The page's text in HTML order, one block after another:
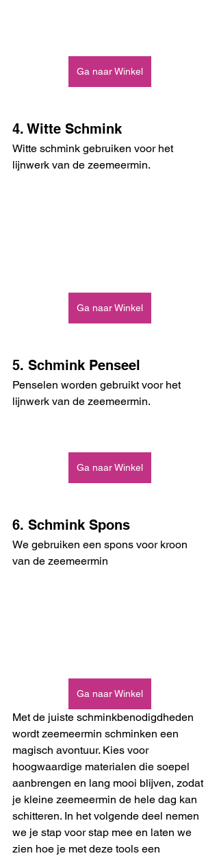
Ga naar Winkel
4. Witte Schmink
Witte schmink gebruiken voor het
lijnwerk van de zeemeermin.
Ga naar Winkel
5. Schmink Penseel
Penselen worden gebruikt voor het
lijnwerk van de zeemeermin.
Ga naar Winkel
6. Schmink Spons
We gebruiken een spons voor kroon
van de zeemeermin
Ga naar Winkel
Met de juiste schminkbenodigdheden
wordt zeemeermin schminken een
magisch avontuur. Kies voor
hoogwaardige materialen die soepel
aanbrengen en lang mooi blijven, zodat
je kleine zeemeermin de hele dag kan
schitteren. In het volgende deel nemen
we je stap voor stap mee en laten we
zien hoe je met deze tools een